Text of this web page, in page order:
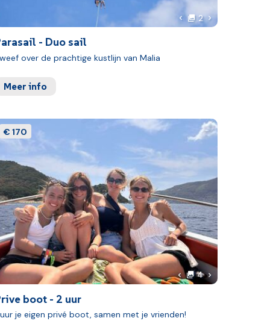
- Duo sail
over de prachtige kustlijn van Malia
Meer info
Vorige foto
2foto's
Volgende foto
foto
boot - 2 uur
je eigen privé boot, samen met je vrienden!
€ 170
Vorige foto
4foto's
Volgende foto